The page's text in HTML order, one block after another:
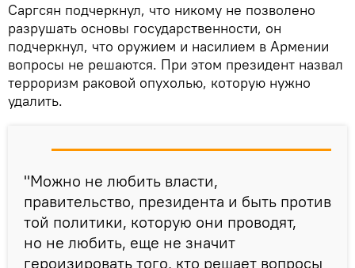
Саргсян подчеркнул, что никому не позволено
разрушать основы государственности, он
подчеркнул, что оружием и насилием в Армении
вопросы не решаются. При этом президент назвал
терроризм раковой опухолью, которую нужно
удалить.
"Можно не любить власти,
правительство, президента и быть против
той политики, которую они проводят,
но не любить, еще не значит
героизировать того, кто решает вопросы